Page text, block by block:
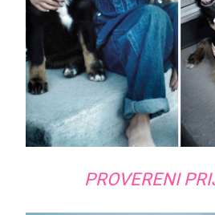
PROVERENI